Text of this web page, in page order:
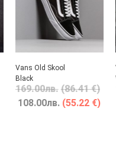
Vans Old Skool
Black
169.00лв. (86.41 €)
108.00лв. (55.22 €)